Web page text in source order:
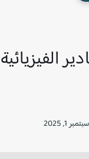
سبتمبر 1, 2025